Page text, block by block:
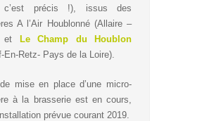
c’est précis !), issus des
A l’Air Houblonné (Allaire –
et
Le Champ du Houblon
En-Retz- Pays de la Loire).
mise en place d’une micro-
à la brasserie est en cours,
prévue courant 2019.